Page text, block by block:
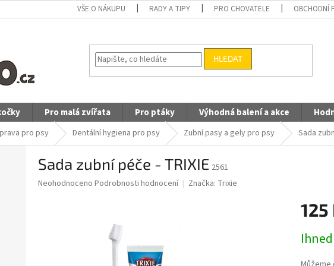
VŠE O NÁKUPU RADY A TIPY PRO CHOVATELE OBCHODNÍ
HLEDAT
Pro malá zvířata Pro ptáky Výhodná balení a akce
pro psy Dentální hygiena pro psy Zubní pasy a gely pro psy Sada
Sada zubní péče - TRIXIE 2561
Průměrné
Neohodnoceno Podrobnosti hodnocení Značka: Trixie
125
cena: